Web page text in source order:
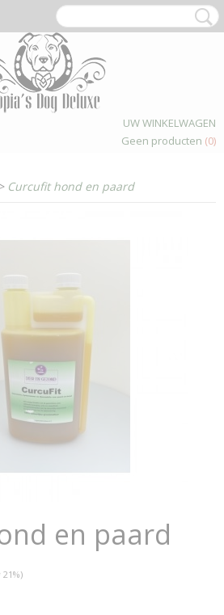
UW WINKELWAGEN
Geen producten (0)
Curcufit hond en paard
en paard